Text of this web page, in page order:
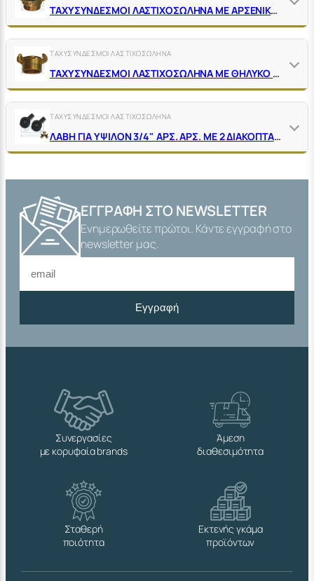
ΤΑΧΥΣΥΝΔΕΣΜΟΙ ΛΑΣΤΙΧΟΣΩΛΗΝΑ ΜΕ ΑΡΣΕΝΙΚΟ ΣΠΕΙΡΩΜΑ ΟΡΕΙΧΑΛΚΙΝΟΙ
ΤΑΧΥΣΥΝΔΕΣΜΟΙ ΛΑΣΤΙΧΟΣΩΛΗΝΑ
ΤΑΧΥΣΥΝΔΕΣΜΟΙ ΛΑΣΤΙΧΟΣΩΛΗΝΑ ΜΕ ΘΗΛΥΚΟ ΣΠΕΙΡΩΜΑ ΟΡΕΙΧΑΛΚΙΝΟΙ
ΤΑΧΥΣΥΝΔΕΣΜΟΙ ΛΑΣΤΙΧΟΣΩΛΗΝΑ
ΛΑΒΗ ΓΙΑ ΥΨΙΛΟΝ 3/4" ΑΡΣ. ΑΡΣ. ΜΕ 2 ΔΙΑΚΟΠΤΑΚΙΑ ΣΦΑΙΡΙΚΑ
ΕΓΓΡΑΦΉ ΣΤΟ NEWSLETTER
Ενημερωθείτε πρώτοι. Κάντε εγγραφή στο
newsletter μας.
Εγγραφή
Συνεργασίες
με κορυφαία brands
Άμεση
διαθεσιμότητα
Σταθερή
ποιότητα
Εκτενής γκάμα
προϊόντων